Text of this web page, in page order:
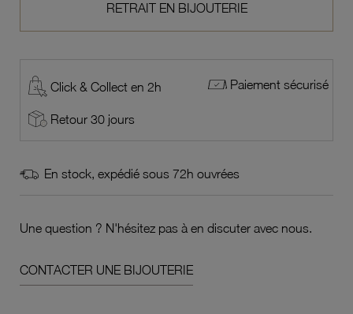
RETRAIT EN BIJOUTERIE
Click & Collect en 2h Paiement sécurisé
Retour 30 jours
En stock, expédié sous 72h ouvrées
Une question ? N'hésitez pas à en discuter avec nous.
CONTACTER UNE BIJOUTERIE